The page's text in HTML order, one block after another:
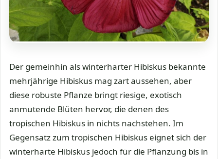
Der gemeinhin als winterharter Hibiskus bekannte
mehrjährige Hibiskus mag zart aussehen, aber
diese robuste Pflanze bringt riesige, exotisch
anmutende Blüten hervor, die denen des
tropischen Hibiskus in nichts nachstehen. Im
Gegensatz zum tropischen Hibiskus eignet sich der
winterharte Hibiskus jedoch für die Pflanzung bis in